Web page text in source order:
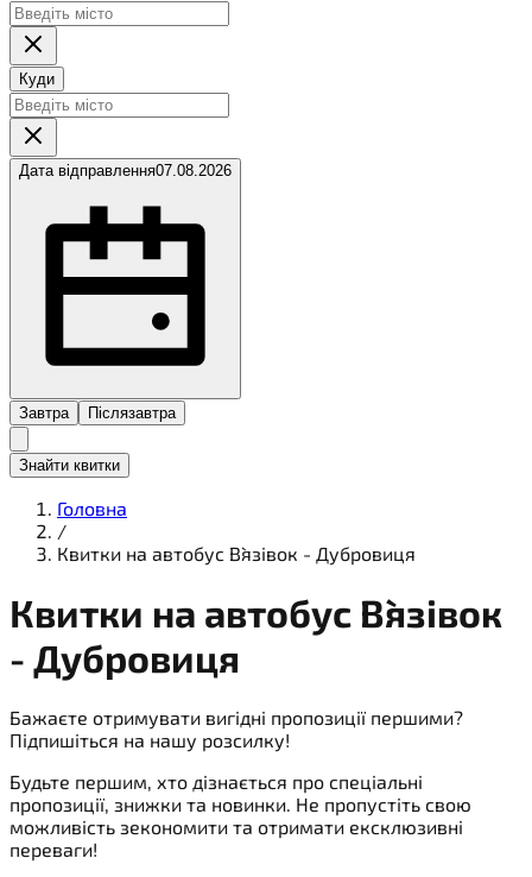
Куди
Дата відправлення07.08.2026
Завтра Післязавтра
Знайти квитки
Головна
/
Квитки на автобус В`язівок - Дубровиця
Квитки на автобус В`язівок
- Дубровиця
Бажаєте отримувати вигідні пропозиції першими?
Підпишіться на нашу розсилку!
Будьте першим, хто дізнається про спеціальні
пропозиції, знижки та новинки. Не пропустіть свою
можливість зекономити та отримати ексклюзивні
переваги!